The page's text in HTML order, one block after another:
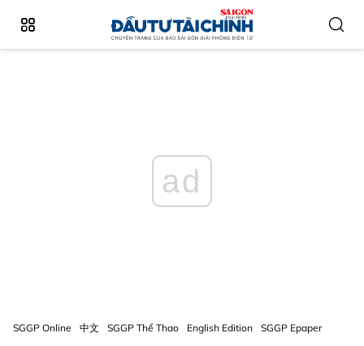
ad
SGGP Online 中文 SGGP Thể Thao English Edition SGGP Epaper